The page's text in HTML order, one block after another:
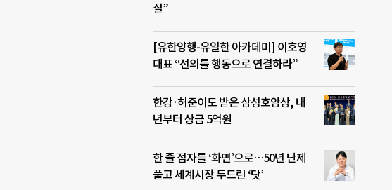
실”
[유한양행-유일한 아카데미] 이호영
대표 “선의를 행동으로 연결하라”
한강·허준이도 받은 삼성호암상, 내
년부터 상금 5억원
한 줄 점자를 ‘화면’으로…50년 난제
풀고 세계시장 두드린 ‘닷’